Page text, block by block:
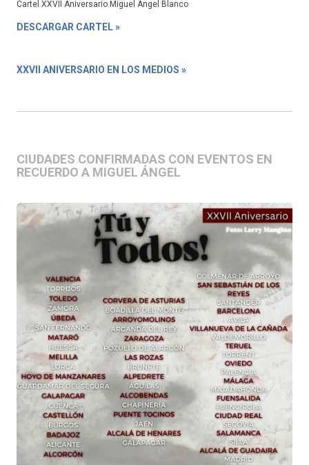
Cartel XXVII Aniversario Miguel Ángel Blanco
DESCARGAR CARTEL »
XXVII ANIVERSARIO EN LOS MEDIOS »
CIUDADES CONFIRMADAS CON EVENTOS EN
RECUERDO A MIGUEL ÁNGEL